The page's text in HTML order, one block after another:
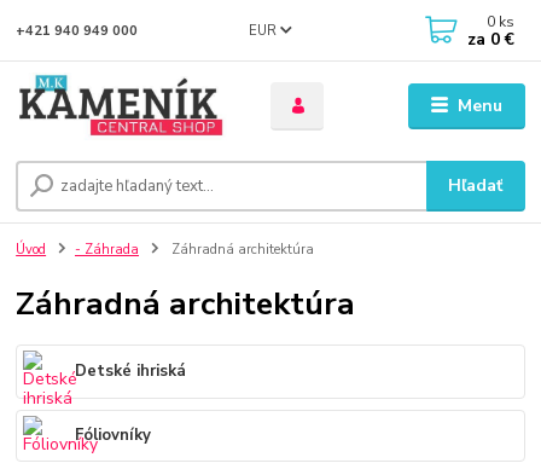
Menu
EUR
Hľadať
+421 940 949 000 0 ks
za 0 €
Úvod - Záhrada Záhradná architektúra
Záhradná architektúra
Detské ihriská
Fóliovníky